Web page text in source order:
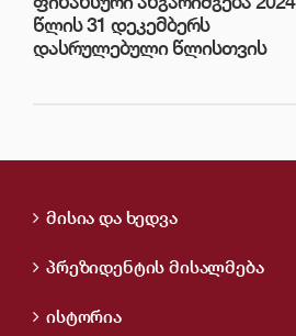
ᲬᲚᲘᲡ 31 ᲓᲔᲙᲔᲛᲑᲔᲠᲡ
ᲓᲐᲡᲠᲣᲚᲔᲑᲣᲚᲘ ᲬᲚᲘᲡᲗᲕᲘᲡ
მისია და ხედვა
პრეზიდენტის მისალმება
ისტორია